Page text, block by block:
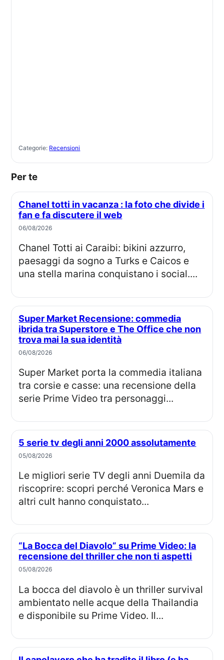
Categorie: Recensioni
Per te
Chanel totti in vacanza : la foto che divide i
fan e fa discutere il web
06/08/2026
Chanel Totti ai Caraibi: bikini azzurro,
paesaggi da sogno a Turks e Caicos e
una stella marina conquistano i social....
Super Market Recensione: commedia
ibrida tra Superstore e The Office che non
trova mai la sua identità
06/08/2026
Super Market porta la commedia italiana
tra corsie e casse: una recensione della
serie Prime Video tra personaggi...
5 serie tv degli anni 2000 assolutamente
05/08/2026
Le migliori serie TV degli anni Duemila da
riscoprire: scopri perché Veronica Mars e
altri cult hanno conquistato...
“La Bocca del Diavolo” su Prime Video: la
recensione del thriller che non ti aspetti
05/08/2026
La bocca del diavolo è un thriller survival
ambientato nelle acque della Thailandia
e disponibile su Prime Video. Il...